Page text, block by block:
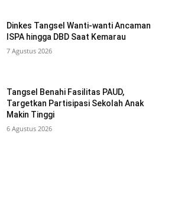
Dinkes Tangsel Wanti-wanti Ancaman
ISPA hingga DBD Saat Kemarau
7 Agustus 2026
Tangsel Benahi Fasilitas PAUD,
Targetkan Partisipasi Sekolah Anak
Makin Tinggi
6 Agustus 2026